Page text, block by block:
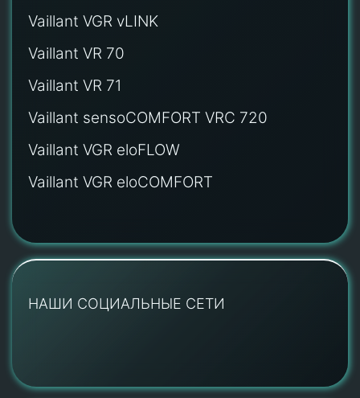
Vaillant VGR vLINK
Vaillant VR 70
Vaillant VR 71
Vaillant sensoCOMFORT VRC 720
Vaillant VGR eloFLOW
Vaillant VGR eloCOMFORT
НАШИ СОЦИАЛЬНЫЕ СЕТИ